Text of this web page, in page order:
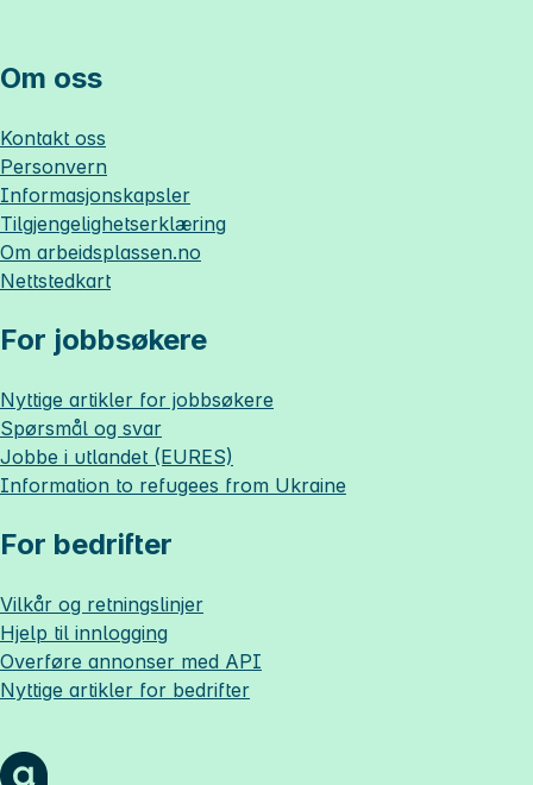
Om oss
Kontakt oss
Personvern
Informasjonskapsler
Tilgjengelighetserklæring
Om arbeidsplassen.no
Nettstedkart
For jobbsøkere
Nyttige artikler for jobbsøkere
Spørsmål og svar
Jobbe i utlandet (EURES)
Information to refugees from Ukraine
For bedrifter
Vilkår og retningslinjer
Hjelp til innlogging
Overføre annonser med API
Nyttige artikler for bedrifter